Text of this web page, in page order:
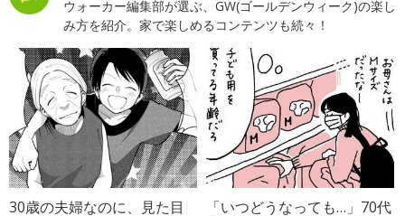
ウォーカー編集部が選ぶ、GW(ゴールデンウィーク)の楽し
み方を紹介。家で楽しめるコンテンツも続々！
30歳の夫婦なのに、見た目
「いつどうなっても…」70代